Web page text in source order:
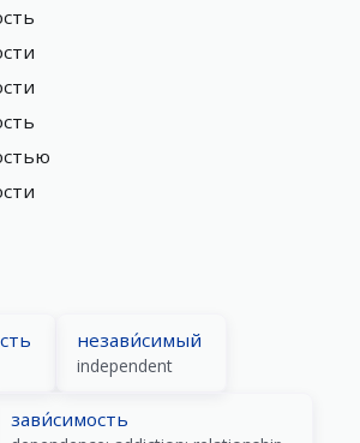
незави́симый
independent
зави́симость